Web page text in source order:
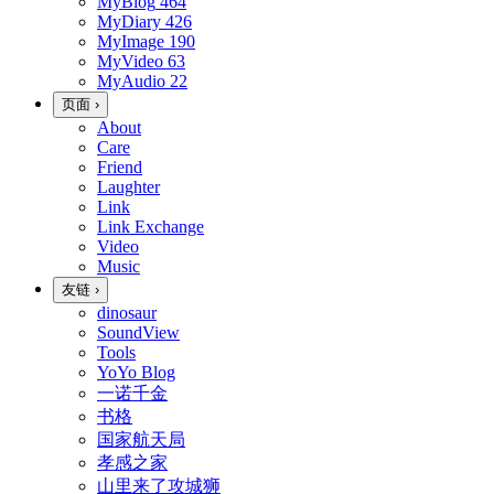
MyDiary 426
MyImage 190
MyVideo 63
MyAudio 22
页面 ›
About
Care
Friend
Laughter
Link
Link Exchange
Video
Music
友链 ›
dinosaur
SoundView
Tools
YoYo Blog
一诺千金
书格
国家航天局
孝感之家
山里来了攻城狮